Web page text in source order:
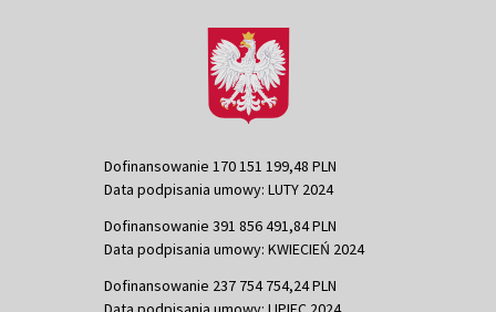
Dofinansowanie 170 151 199,48 PLN
Data podpisania umowy: LUTY 2024
Dofinansowanie 391 856 491,84 PLN
Data podpisania umowy: KWIECIEŃ 2024
Dofinansowanie 237 754 754,24 PLN